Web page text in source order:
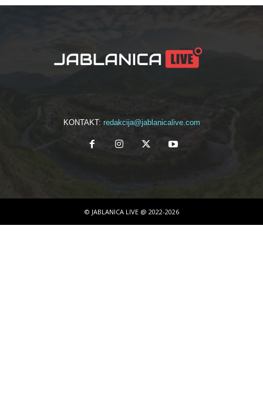
KONTAKT: redakcija@jablanicalive.com
© JABLANICA LIVE @ 2022-2026